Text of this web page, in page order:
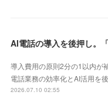
導入費用の原則2分の1以内が
電話業務の効率化とAI活用を
2026.07.10 02:55